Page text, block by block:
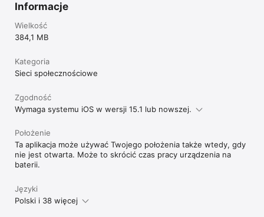
Informacje
Wielkość
384,1 MB
Kategoria
Sieci społecznościowe
Zgodność
Wymaga systemu iOS w wersji 15.1 lub nowszej.
Położenie
Ta aplikacja może używać Twojego położenia także wtedy, gdy
nie jest otwarta. Może to skrócić czas pracy urządzenia na
baterii.
Języki
Polski i 38 więcej